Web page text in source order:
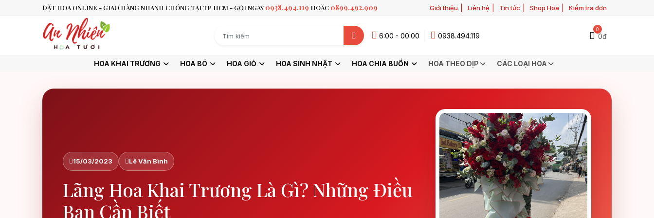
ĐẶT HOA ONLINE - GIAO HÀNG NHANH CHÓNG TẠI TP HCM - GỌI NGAY0938.494.119 HOẶC 0899.492.909 Giới thiệu Liên hệ Tin tức Shop Hoa Kiểm tra đơn
6:00 - 00:00 0938.494.119
0
0đ
HOA KHAI TRƯƠNG HOA BÓ HOA GIỎ HOA SINH NHẬT HOA CHIA BUỒN HOA THEO DỊP CÁC LOẠI HOA
15/03/2023 Lê Văn Bình
Lãng Hoa Khai Trương Là Gì? Những Điều
Bạn Cần Biết